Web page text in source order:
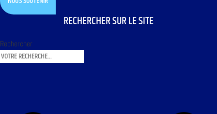
RECHERCHER SUR LE SITE
Rechercher